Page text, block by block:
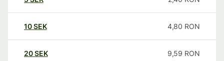
10SEK 4,80 RON
20SEK 9,59 RON